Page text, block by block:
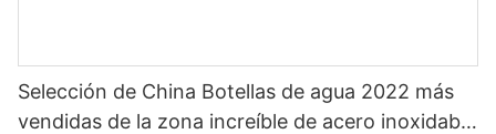
Selección de China Botellas de agua 2022 más
vendidas de la zona increíble de acero inoxidable